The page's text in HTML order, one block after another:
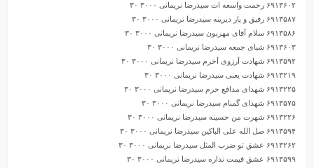
۶۹۱۳۶۰۲ رحمت واسعه ات سیدرضا نریمانی ۳۰۰۰ ۳۰
۶۹۱۳۵۸۷ رفیق و یار دیرینه سیدرضا نریمانی ۳۰۰۰ ۳۰
۶۹۱۳۵۸۶ سلام آقای مهربون سیدرضا نریمانی ۳۰۰۰ ۳۰
۶۹۱۳۶۰۳ شبای جمعه سیدرضا نریمانی ۳۰۰۰ ۳۰
۶۹۱۳۵۹۲ شهادت آرزوی آخرم سیدرضا نریمانی ۳۰۰۰ ۳۰
۶۹۱۳۲۱۹ شهادت یعنی سیدرضا نریمانی ۳۰۰۰ ۳۰
۶۹۱۳۲۲۵ شهدای مدافع حرم سیدرضا نریمانی ۳۰۰۰ ۳۰
۶۹۱۳۵۷۵ شهدای گمنام سیدرضا نریمانی ۳۰۰۰ ۳۰
۶۹۱۳۲۲۶ شهرت من حسینه سیدرضا نریمانی ۳۰۰۰ ۳۰
۶۹۱۳۵۹۴ صل الله علی الباکین سیدرضا نریمانی ۳۰۰۰ ۳۰
۶۹۱۳۲۶۲ عشق تو ضرب المثل سیدرضا نریمانی ۳۰۰۰ ۳۰
۶۹۱۳۵۹۹ عشق قیمت نداره سیدرضا نریمانی ۳۰۰۰ ۳۰